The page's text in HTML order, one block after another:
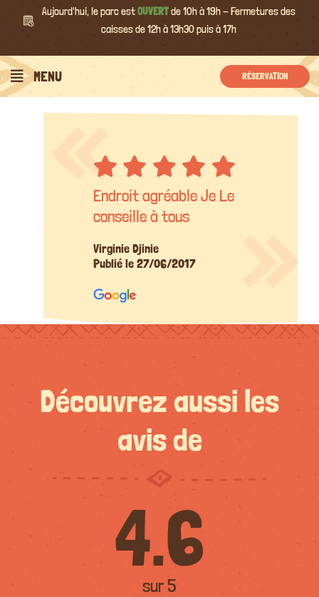
Aujourd'hui, le parc estOUVERTde 10h à 19h - Fermetures des
caisses de 12h à 13h30 puis à 17h
MENU RÉSERVATION
Endroit agréable Je Le
conseille à tous
Virginie Djinie
Publié le 27/06/2017
Découvrez aussi les
avis de
4.6
sur 5